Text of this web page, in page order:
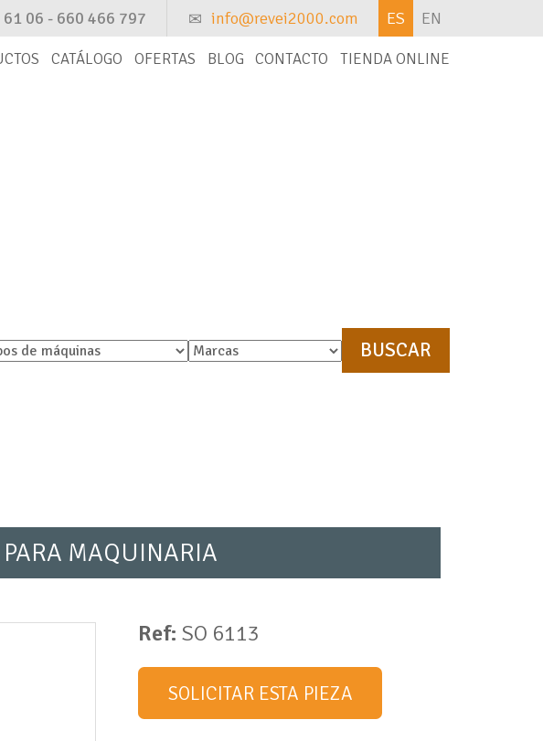
06 - 660 466 797 info@revei2000.com ES EN
CATÁLOGO OFERTAS BLOG CONTACTO TIENDA ONLINE
PARA MAQUINARIA
Ref: SO 6113
SOLICITAR ESTA PIEZA